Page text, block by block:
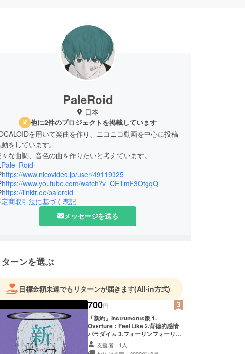
PaleRoid
日本
他に2件のプロジェクトを掲載しています
を用いて楽曲を作り、ニコニコ動画を中心に投稿
をしています。
な曲調、音色の曲を作りたいと考えています。
Pale_Roid
https://www.nicovideo.jp/user/49119325
https://www.youtube.com/watch?v=QETmF3OtgqQ
https://linktr.ee/paleroid
商取引法に基づく表記
メッセージを送る
ターンを選ぶ
目標金額未達でもリターンが届きます(All-in方式)
700円
「新約」Instruments版 1.
Overture：Feel Like 2.背徳的感情
パラダイム 3.フォーリンフォーリン
4.今際灯火 5.？？？ 新約EPのオフ
ボーカル版となります。通常版との
支援者：1人